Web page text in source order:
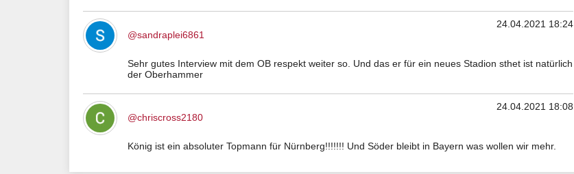
24.04.2021 18:24
@sandraplei6861
Sehr gutes Interview mit dem OB respekt weiter so. Und das er für ein neues Stadion sthet ist natürlich
der Oberhammer
24.04.2021 18:08
@chriscross2180
König ist ein absoluter Topmann für Nürnberg!!!!!!! Und Söder bleibt in Bayern was wollen wir mehr.